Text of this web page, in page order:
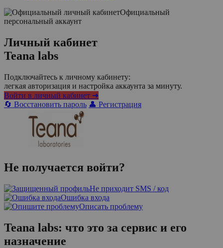
Официальный
персональный аккаунт
Личный кабинет
Teana labs
Подключайтесь к личному кабинету:
легкая авторизация и настройка аккаунта за минуту.
Войти в личный кабинет ➜
🔄 Восстановить пароль 👤 Регистрация
Не получается войти?
Не приходит SMS / код
Ошибка входа
Описать проблему
Teana labs: что это за сервис и его
назначение